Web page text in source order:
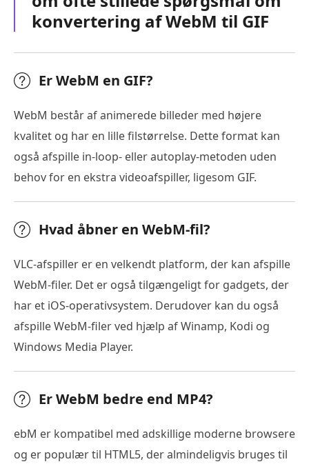
konvertering af WebM til GIF
Er WebM en GIF?
WebM består af animerede billeder med højere
kvalitet og har en lille filstørrelse. Dette format kan
også afspille in-loop- eller autoplay-metoden uden
behov for en ekstra videoafspiller, ligesom GIF.
Hvad åbner en WebM-fil?
VLC-afspiller er en velkendt platform, der kan afspille
WebM-filer. Det er også tilgængeligt for gadgets, der
har et iOS-operativsystem. Derudover kan du også
afspille WebM-filer ved hjælp af Winamp, Kodi og
Windows Media Player.
Er WebM bedre end MP4?
ebM er kompatibel med adskillige moderne browsere
og er populær til HTML5, der almindeligvis bruges til